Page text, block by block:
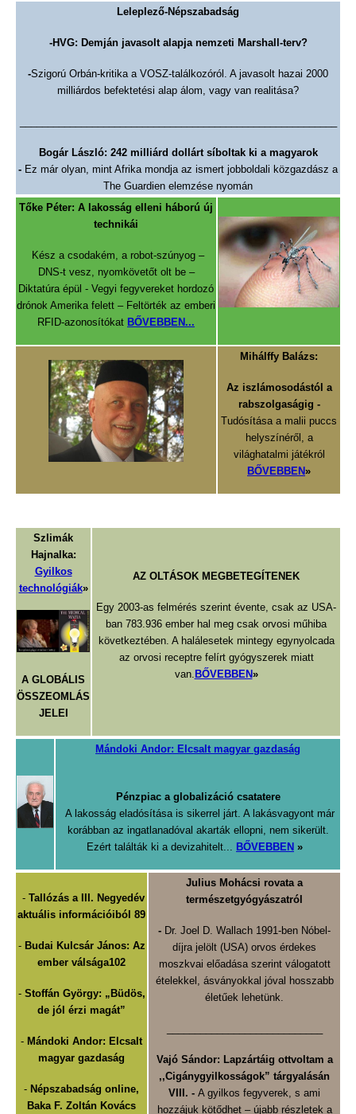
Leleplező-Népszabadság
-HVG: Demján javasolt alapja nemzeti Marshall-terv?
-Szigorú Orbán-kritika a VOSZ-találkozóról. A javasolt hazai 2000
milliárdos befektetési alap álom, vagy van realitása?
Bogár László: 242 milliárd dollárt síboltak ki a magyarok
- Ez már olyan, mint Afrika mondja az ismert jobboldali közgazdász a
The Guardien elemzése nyomán
Tőke Péter: A lakosság elleni háború új
technikái
Kész a csodakém, a robot-szúnyog –
DNS-t vesz, nyomkövetőt olt be –
Diktatúra épül - Vegyi fegyvereket hordozó
drónok Amerika felett – Feltörték az emberi
RFID-­azonosítókat BŐVEBBEN...
Mihálffy Balázs:
Az iszlámosodástól a
rabszolgaságig -
Tudósítása a malii puccs
helyszínéről, a
világhatalmi játékról
BŐVEBBEN»
Szlimák
Hajnalka:
Gyilkos
technológiák»
A GLOBÁLIS
ÖSSZEOMLÁS
JELEI
AZ OLTÁSOK MEGBETEGÍTENEK
Egy 2003-as felmérés szerint évente, csak az USA-
ban 783.936 ember hal meg csak orvosi műhiba
következtében. A halálesetek mintegy egynyolcada
az orvosi receptre felírt gyógyszerek miatt
van. BŐVEBBEN»
Mándoki Andor: Elcsalt magyar gazdaság
Pénzpiac a globalizáció csatatere
A lakosság eladósítása is sikerrel járt. A lakásvagyont már
korábban az ingatlanadóval akarták ellopni, nem sikerült.
Ezért találták ki a devizahitelt... BŐVEBBEN »
- Tallózás a III. Negyedév
aktuális információiból 89
- Budai Kulcsár János: Az
ember válsága102
- Stoffán György: „Büdös,
de jól érzi magát”
- Mándoki Andor: Elcsalt
magyar gazdaság
- Népszabadság online,
Baka F. Zoltán Kovács
Julius Mohácsi rovata a
természetgyógyászatról
- Dr. Joel D. Wallach 1991-ben Nóbel-
díjra jelölt (USA) orvos érdekes
moszkvai előadása szerint válogatott
ételekkel, ásványokkal jóval hosszabb
életűek lehetünk.
Vajó Sándor: Lapzártáig ottvoltam a
,,Cigánygyilkosságok” tárgyalásán
VIII. - A gyilkos fegyverek, s ami
hozzájuk kötődhet – újabb részletek a